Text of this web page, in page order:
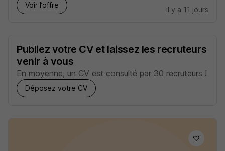
Voir l’offre
il y a 11 jours
Publiez votre CV et laissez les recruteurs
venir à vous
En moyenne, un CV est consulté par 30 recruteurs !
Déposez votre CV